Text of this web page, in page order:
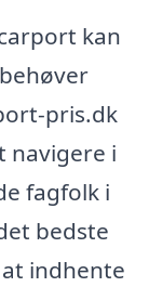
kan
pris.dk
navigere i
fagfolk i
bedste
indhente